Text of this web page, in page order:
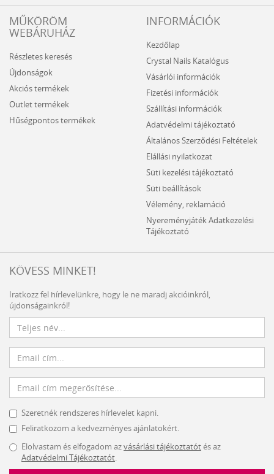
MŰKÖRÖM
WEBÁRUHÁZ
Részletes keresés
Újdonságok
Akciós termékek
Outlet termékek
Hűségpontos termékek
INFORMÁCIÓK
Kezdőlap
Crystal Nails Katalógus
Vásárlói információk
Fizetési információk
Szállítási információk
Adatvédelmi tájékoztató
Általános Szerződési Feltételek
Elállási nyilatkozat
Süti kezelési tájékoztató
Süti beállítások
Vélemény, reklamáció
Nyereményjáték Adatkezelési
Tájékoztató
KÖVESS MINKET!
Iratkozz fel hírlevelünkre, hogy le ne maradj akcióinkról,
újdonságainkról!
Szeretnék rendszeres hírlevelet kapni.
Feliratkozom a kedvezményes ajánlatokért.
Elolvastam és elfogadom azvásárlási tájékoztatótés az
Adatvédelmi Tájékoztatót.